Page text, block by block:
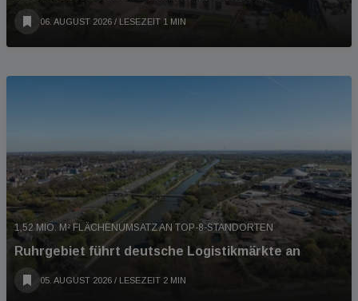
06. AUGUST 2026 / LESEZEIT 1 MIN
1,52 MIO. M² FLÄCHENUMSATZ AN TOP-8-STANDORTEN
Ruhrgebiet führt deutsche Logistikmärkte an
05. AUGUST 2026 / LESEZEIT 2 MIN